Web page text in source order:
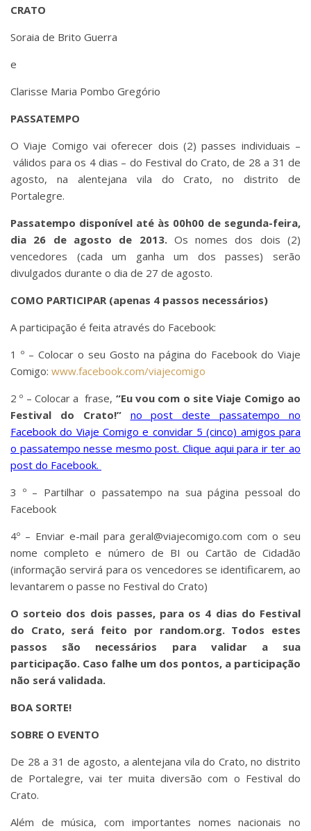
CRATO
Soraia de Brito Guerra
e
Clarisse Maria Pombo Gregório
PASSATEMPO
O Viaje Comigo vai oferecer dois (2) passes individuais –
válidos para os 4 dias – do Festival do Crato, de 28 a 31 de
agosto, na alentejana vila do Crato, no distrito de
Portalegre.
Passatempo disponível até às 00h00 de segunda-feira,
dia 26 de agosto de 2013. Os nomes dos dois (2)
vencedores (cada um ganha um dos passes) serão
divulgados durante o dia de 27 de agosto.
COMO PARTICIPAR (apenas 4 passos necessários)
A participação é feita através do Facebook:
1 º – Colocar o seu Gosto na página do Facebook do Viaje
Comigo: www.facebook.com/viajecomigo
2 º – Colocar a frase, “Eu vou com o site Viaje Comigo ao
Festival do Crato!” no post deste passatempo no
Facebook do Viaje Comigo e convidar 5 (cinco) amigos para
o passatempo nesse mesmo post. Clique aqui para ir ter ao
post do Facebook.
3 º – Partilhar o passatempo na sua página pessoal do
Facebook
4º – Enviar e-mail para geral@viajecomigo.com com o seu
nome completo e número de BI ou Cartão de Cidadão
(informação servirá para os vencedores se identificarem, ao
levantarem o passe no Festival do Crato)
O sorteio dos dois passes, para os 4 dias do Festival
do Crato, será feito por random.org. Todos estes
passos são necessários para validar a sua
participação. Caso falhe um dos pontos, a participação
não será validada.
BOA SORTE!
SOBRE O EVENTO
De 28 a 31 de agosto, a alentejana vila do Crato, no distrito
de Portalegre, vai ter muita diversão com o Festival do
Crato.
Além de música, com importantes nomes nacionais no